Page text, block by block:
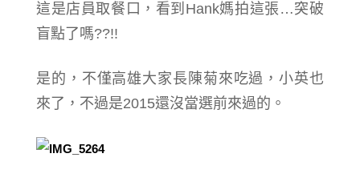
這是店員取餐口，看到Hank媽拍這張…突破
盲點了嗎??!!
是的，不僅高雄大家長陳菊來吃過，小英也
來了，不過是2015還沒當選前來過的。